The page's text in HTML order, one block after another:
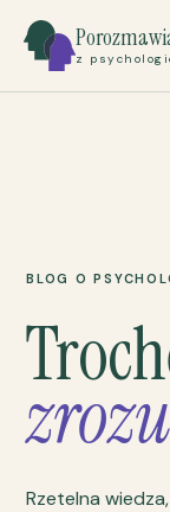
z
BLOG O
Rzetelna